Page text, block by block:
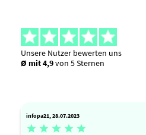
Unsere Nutzer bewerten uns
Ø mit 4,9von 5 Sternen
infopa21, 28.07.2023
    